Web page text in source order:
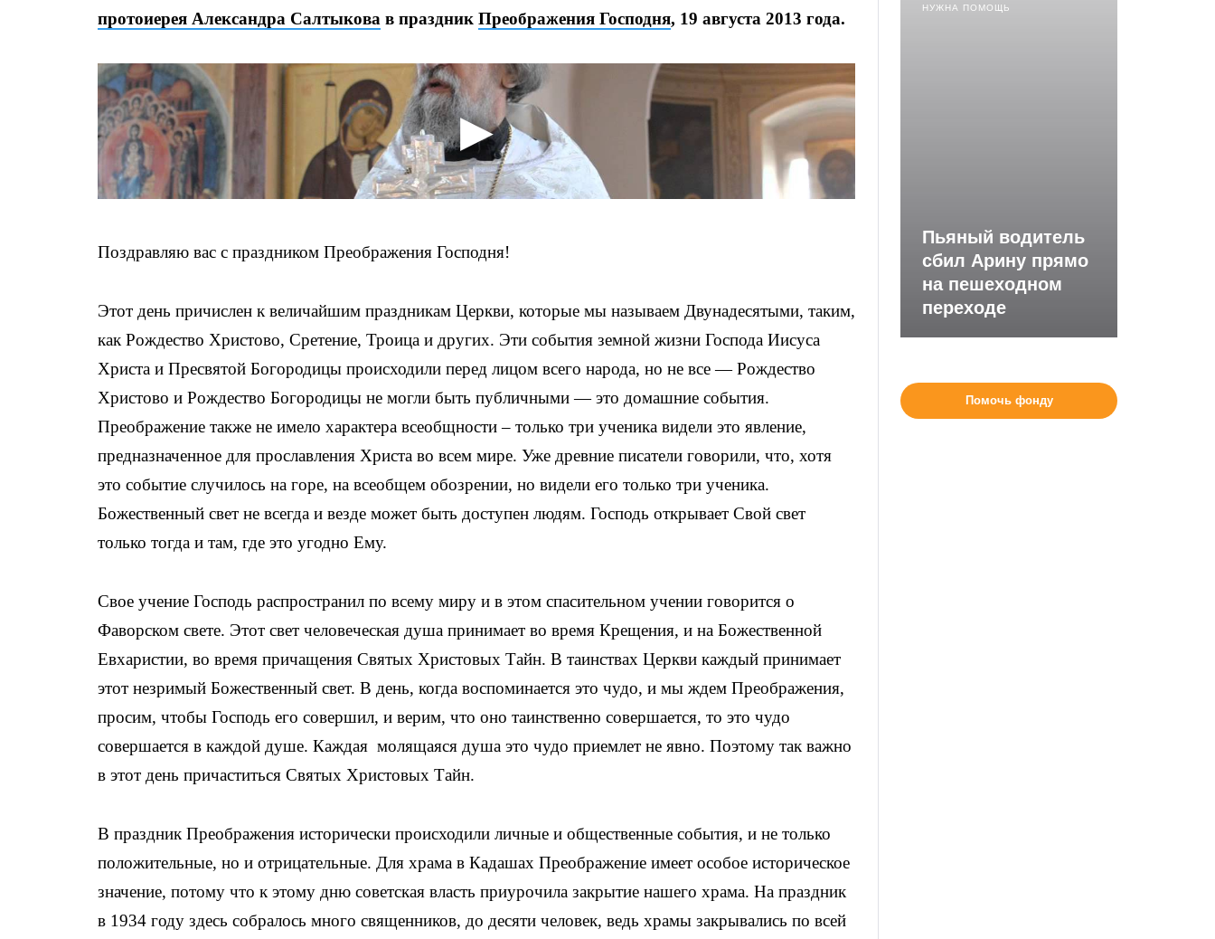
протоиерея Александра Салтыкова в праздник Преображения Господня, 19 августа 2013 года.
Поздравляю вас с праздником Преображения Господня!
Этот день причислен к величайшим праздникам Церкви, которые мы называем Двунадесятыми, таким,
как Рождество Христово, Сретение, Троица и других. Эти события земной жизни Господа Иисуса
Христа и Пресвятой Богородицы происходили перед лицом всего народа, но не все — Рождество
Христово и Рождество Богородицы не могли быть публичными — это домашние события.
Преображение также не имело характера всеобщности – только три ученика видели это явление,
предназначенное для прославления Христа во всем мире. Уже древние писатели говорили, что, хотя
это событие случилось на горе, на всеобщем обозрении, но видели его только три ученика.
Божественный свет не всегда и везде может быть доступен людям. Господь открывает Свой свет
только тогда и там, где это угодно Ему.
Свое учение Господь распространил по всему миру и в этом спасительном учении говорится о
Фаворском свете. Этот свет человеческая душа принимает во время Крещения, и на Божественной
Евхаристии, во время причащения Святых Христовых Тайн. В таинствах Церкви каждый принимает
этот незримый Божественный свет. В день, когда воспоминается это чудо, и мы ждем Преображения,
просим, чтобы Господь его совершил, и верим, что оно таинственно совершается, то это чудо
совершается в каждой душе. Каждая молящаяся душа это чудо приемлет не явно. Поэтому так важно
в этот день причаститься Святых Христовых Тайн.
В праздник Преображения исторически происходили личные и общественные события, и не только
положительные, но и отрицательные. Для храма в Кадашах Преображение имеет особое историческое
значение, потому что к этому дню советская власть приурочила закрытие нашего храма. На праздник
в 1934 году здесь собралось много священников, до десяти человек, ведь храмы закрывались по всей
НУЖНА ПОМОЩЬ
Пьяный водитель
сбил Арину прямо
на пешеходном
переходе
Помочь фонду